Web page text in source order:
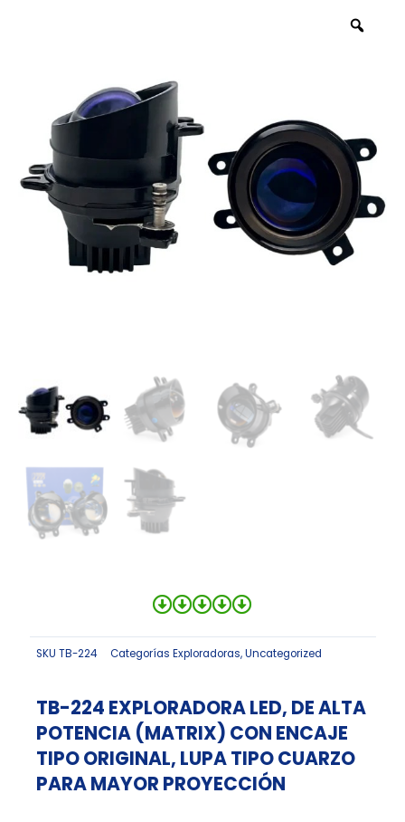
SKU TB-224 Categorías Exploradoras,Uncategorized
TB-224 EXPLORADORA LED, DE ALTA
POTENCIA (MATRIX) CON ENCAJE
TIPO ORIGINAL, LUPA TIPO CUARZO
PARA MAYOR PROYECCIÓN